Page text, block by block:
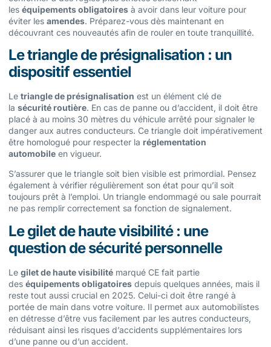
les équipements obligatoires à avoir dans leur voiture pour
éviter les amendes. Préparez-vous dès maintenant en
découvrant ces nouveautés afin de rouler en toute tranquillité.
Le triangle de présignalisation : un
dispositif essentiel
Le triangle de présignalisation est un élément clé de
la sécurité routière. En cas de panne ou d’accident, il doit être
placé à au moins 30 mètres du véhicule arrêté pour signaler le
danger aux autres conducteurs. Ce triangle doit impérativement
être homologué pour respecter la réglementation
automobile en vigueur.
S’assurer que le triangle soit bien visible est primordial. Pensez
également à vérifier régulièrement son état pour qu’il soit
toujours prêt à l’emploi. Un triangle endommagé ou sale pourrait
ne pas remplir correctement sa fonction de signalement.
Le gilet de haute visibilité : une
question de sécurité personnelle
Le gilet de haute visibilité marqué CE fait partie
des équipements obligatoires depuis quelques années, mais il
reste tout aussi crucial en 2025. Celui-ci doit être rangé à
portée de main dans votre voiture. Il permet aux automobilistes
en détresse d’être vus facilement par les autres conducteurs,
réduisant ainsi les risques d’accidents supplémentaires lors
d’une panne ou d’un accident.